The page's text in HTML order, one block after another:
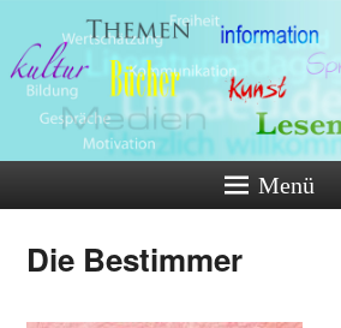
Menü
Die Bestimmer